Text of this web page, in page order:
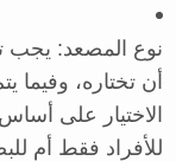
نوع المصعد: يجب
أن تختاره، وفيما
الاختيار على
للأفراد فقط أم